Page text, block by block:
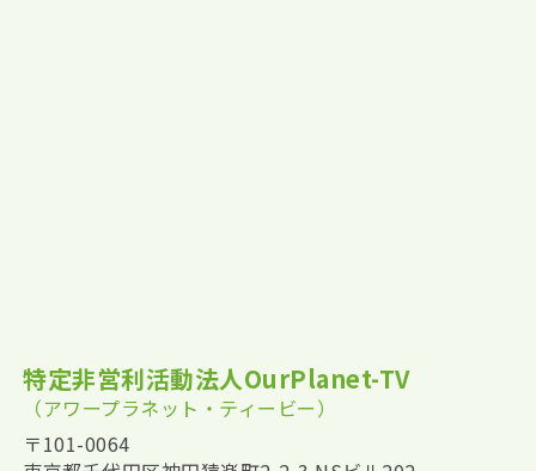
特定非営利活動法人OurPlanet-TV
（アワープラネット・ティービー）
〒101-0064